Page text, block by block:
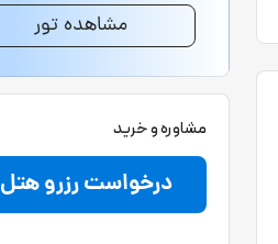
مشاهده تور
مشاوره و خرید
درخواست رزرو هتل